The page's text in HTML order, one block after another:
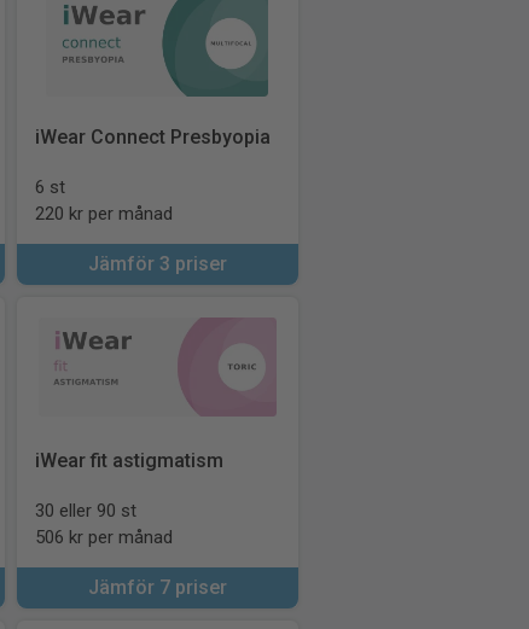
iWear Connect Presbyopia
6 st
220 kr per månad
Jämför 3 priser
iWear fit astigmatism
30 eller 90 st
506 kr per månad
Jämför 7 priser